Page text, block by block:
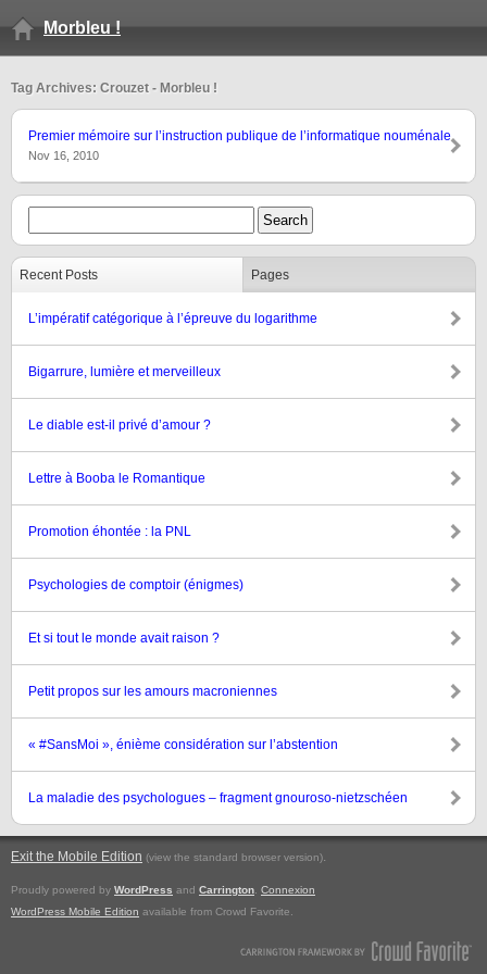
Morbleu !
Tag Archives: Crouzet - Morbleu !
Premier mémoire sur l’instruction publique de l’informatique nouménale
Nov 16, 2010
Recent Posts Pages
L’impératif catégorique à l’épreuve du logarithme
Bigarrure, lumière et merveilleux
Le diable est-il privé d’amour ?
Lettre à Booba le Romantique
Promotion éhontée : la PNL
Psychologies de comptoir (énigmes)
Et si tout le monde avait raison ?
Petit propos sur les amours macroniennes
« #SansMoi », énième considération sur l’abstention
La maladie des psychologues – fragment gnouroso-nietzschéen
Exit the Mobile Edition (view the standard browser version).
Proudly powered by WordPress and Carrington Connexion
WordPress Mobile Edition available from Crowd Favorite.